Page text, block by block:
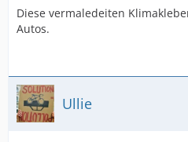
Diese vermaledeiten
Autos.
Ullie